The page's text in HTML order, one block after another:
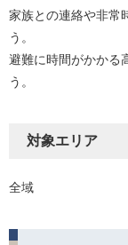
家族との連絡や非常
う。
避難に時間がかかる
う。
対象エリア
全域